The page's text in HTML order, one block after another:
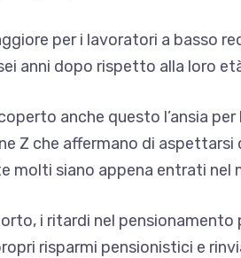
per i lavoratori a basso
anni dopo rispetto alla loro
anche questo l’ansia
Z che affermano di
molti siano appena entrati nel
i ritardi nel
risparmi pensionistici e